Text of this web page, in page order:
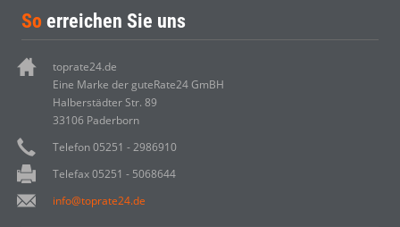
So erreichen Sie uns
toprate24.de
Eine Marke der guteRate24 GmBH
Halberstädter Str. 89
33106 Paderborn
Telefon 05251 - 2986910
Telefax 05251 - 5068644
info@toprate24.de